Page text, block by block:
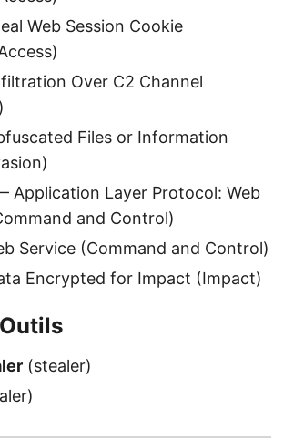
Web Session Cookie
Over C2 Channel
Files or Information
Application Layer Protocol: Web
and Control)
Service (Command and Control)
Encrypted for Impact (Impact)
(stealer)